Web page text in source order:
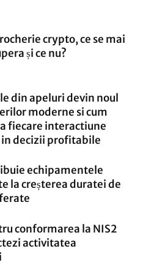
crypto, ce se mai
și ce nu?
din apeluri devin noul
moderne si cum
fiecare interactiune
decizii profitabile
echipamentele
la creșterea duratei de
conformarea la NIS2
activitatea